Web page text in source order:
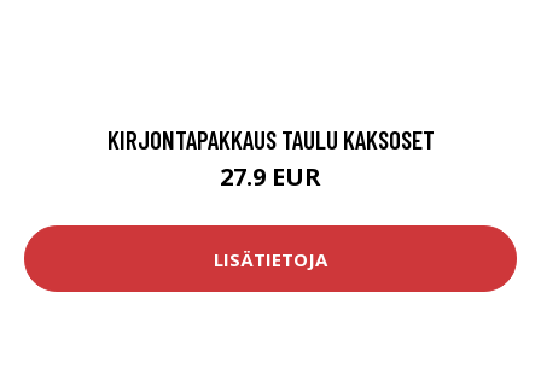
KIRJONTAPAKKAUS TAULU KAKSOSET
27.9 EUR
LISÄTIETOJA